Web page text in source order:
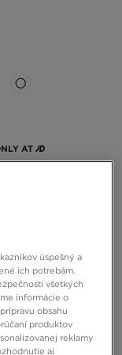
AT
úspešný a
ich potrebám.
všetkých
informácie o
obsahu
produktov
reklamy
aj